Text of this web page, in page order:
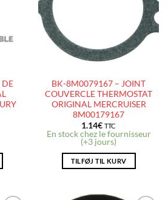
D’ENVIES
BK-8M0079167 – JOINT
COUVERCLE THERMOSTAT
ORIGINAL MERCRUISER
8M00179167
1.14€ TTC
En stock chez le fournisseur
(+3 jours)
TILFØJ TIL KURV